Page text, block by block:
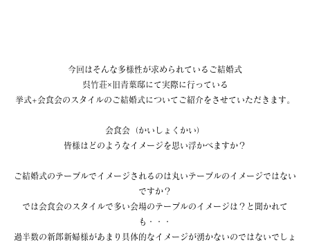
今回はそんな多様性が求められているご結婚式
呉竹荘×旧青葉邸にて実際に行っている
挙式+会食会のスタイルのご結婚式についてご紹介をさせていただきます。
会食会（かいしょくかい）
皆様はどのようなイメージを思い浮かべますか？
ご結婚式のテーブルでイメージされるのは丸いテーブルのイメージではない
ですか？
では会食会のスタイルで多い会場のテーブルのイメージは？と聞かれて
も・・・
過半数の新郎新婦様があまり具体的なイメージが湧かないのではないでしょ